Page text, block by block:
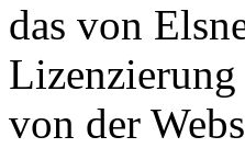
das von
von der